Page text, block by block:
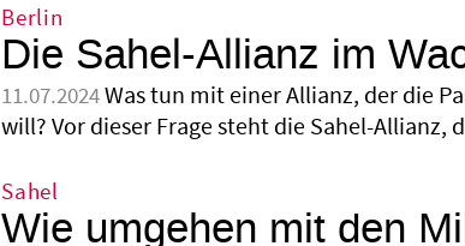
Berlin
Die Sahel-Allianz im
11.07.2024Was tun mit einer Allianz, der die
will? Vor dieser Frage steht die Sahel-
Sahel
Wie umgehen mit den